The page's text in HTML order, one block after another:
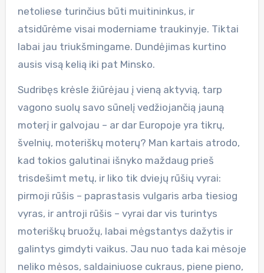
netoliese turinčius būti muitininkus, ir
atsidūrėme visai moderniame traukinyje. Tiktai
labai jau triukšmingame. Dundėjimas kurtino
ausis visą kelią iki pat Minsko.
Sudribęs krėsle žiūrėjau į vieną aktyvią, tarp
vagono suolų savo sūnelį vedžiojančią jauną
moterį ir galvojau – ar dar Europoje yra tikrų,
švelnių, moteriškų moterų? Man kartais atrodo,
kad tokios galutinai išnyko maždaug prieš
trisdešimt metų, ir liko tik dviejų rūšių vyrai:
pirmoji rūšis – paprastasis vulgaris arba tiesiog
vyras, ir antroji rūšis – vyrai dar vis turintys
moteriškų bruožų, labai mėgstantys dažytis ir
galintys gimdyti vaikus. Jau nuo tada kai mėsoje
neliko mėsos, saldainiuose cukraus, piene pieno,